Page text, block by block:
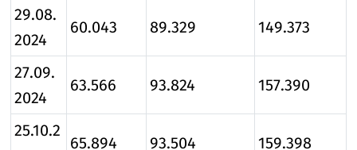
29.08.
2024
60.043 89.329 149.373
27.09.
2024
63.566 93.824 157.390
25.10.2
65.894 93.504 159.398